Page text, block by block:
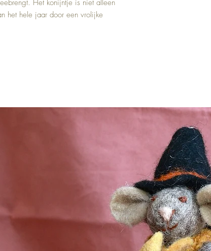
Het konijntje is niet alleen
het hele jaar door een vrolijke